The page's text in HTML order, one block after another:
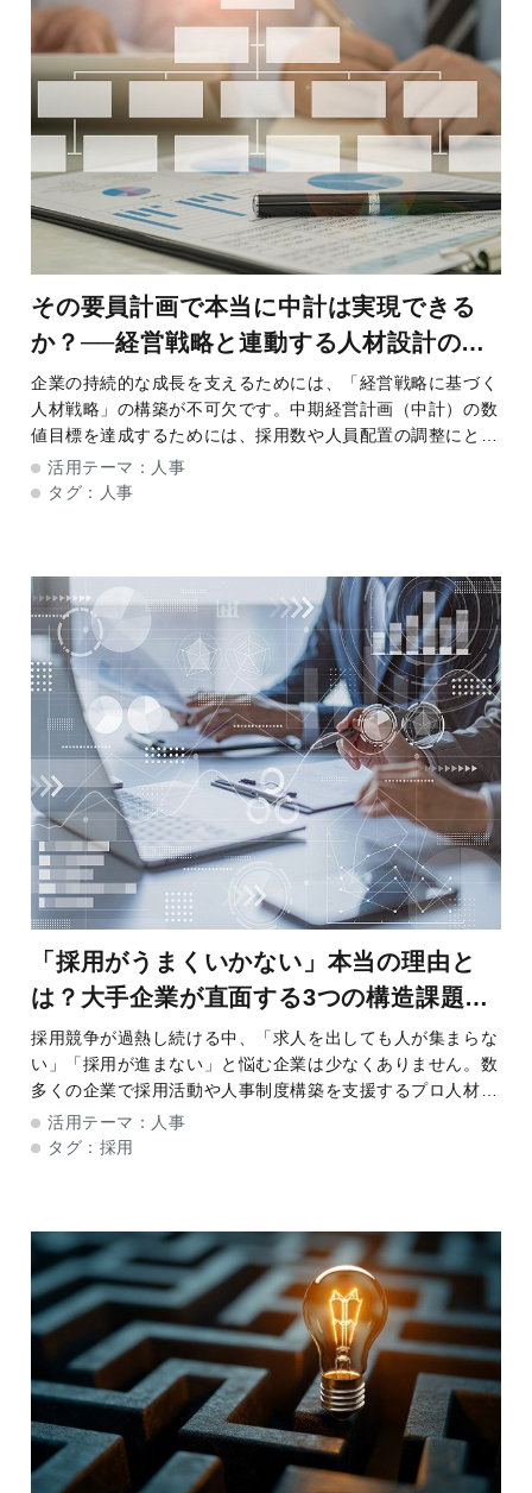
その要員計画で本当に中計は実現できる
か？──経営戦略と連動する人材設計の新
常識
企業の持続的な成長を支えるためには、「経営戦略に基づく
人材戦略」の構築が不可欠です。中期経営計画（中計）の数
値目標を達成するためには、採用数や人員配置の調整にとど
まらず、「どんな人材が、どのようなスキルを持って、どの
部署で活躍すれば良いか」という要員計画の
活用テーマ： 人事
タグ：
人事
「採用がうまくいかない」本当の理由と
は？大手企業が直面する3つの構造課題と
打ち手
採用競争が過熱し続ける中、「求人を出しても人が集まらな
い」「採用が進まない」と悩む企業は少なくありません。数
多くの企業で採用活動や人事制度構築を支援するプロ人材の
臼井 令子氏は、「採用がうまくいかない本当の理由は、人
事のリソース不足ではなく、採用を支える知識
活用テーマ： 人事
タグ： 採用